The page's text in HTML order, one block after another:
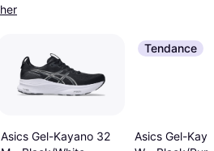
Asics Gel-Kayano 32
Tendance
Asics Gel-